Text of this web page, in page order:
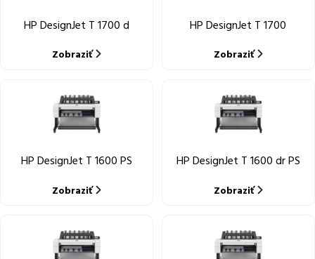
HP DesignJet T 1700 d
Zobraziť
HP DesignJet T 1700
Zobraziť
HP DesignJet T 1600 PS
Zobraziť
HP DesignJet T 1600 dr PS
Zobraziť